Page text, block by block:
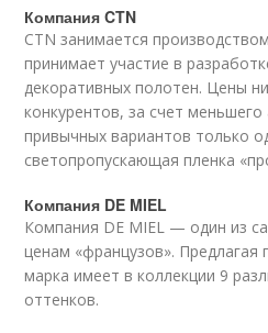
Компания CTN
CTN занимается
принимает участие в
декоративных полотен. Цены
конкурентов, за счет
привычных вариантов только
светопропускающая пленка
Компания DE MIEL
Компания DE MIEL — один из
ценам «французов». Предлагая
марка имеет в коллекции 9
оттенков.